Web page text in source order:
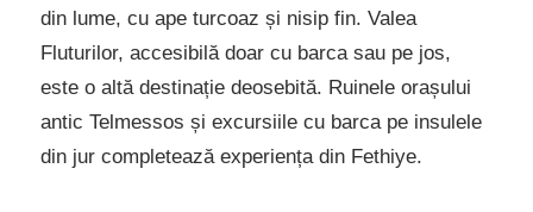
din lume, cu ape turcoaz și nisip fin. Valea
Fluturilor, accesibilă doar cu barca sau pe jos,
este o altă destinație deosebită. Ruinele orașului
antic Telmessos și excursiile cu barca pe insulele
din jur completează experiența din Fethiye.